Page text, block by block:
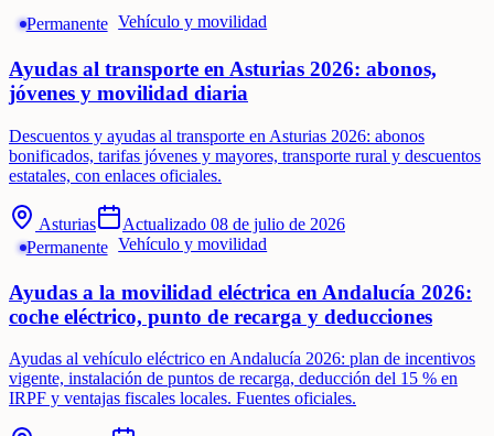
Permanente Vehículo y movilidad
Ayudas al transporte en Asturias 2026: abonos,
jóvenes y movilidad diaria
Descuentos y ayudas al transporte en Asturias 2026: abonos
bonificados, tarifas jóvenes y mayores, transporte rural y descuentos
estatales, con enlaces oficiales.
Asturias Actualizado 08 de julio de 2026
Permanente Vehículo y movilidad
Ayudas a la movilidad eléctrica en Andalucía 2026:
coche eléctrico, punto de recarga y deducciones
Ayudas al vehículo eléctrico en Andalucía 2026: plan de incentivos
vigente, instalación de puntos de recarga, deducción del 15 % en
IRPF y ventajas fiscales locales. Fuentes oficiales.